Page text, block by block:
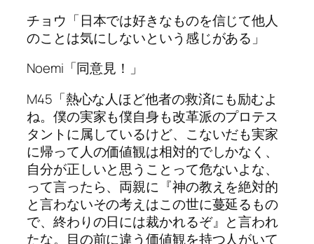
チョウ「日本では好きなものを信じて他人
のことは気にしないという感じがある」
Noemi「同意見！」
M45「熱心な人ほど他者の救済にも励むよ
ね。僕の実家も僕自身も改革派のプロテス
タントに属しているけど、こないだも実家
に帰って人の価値観は相対的でしかなく、
自分が正しいと思うことって危ないよな、
って言ったら、両親に『神の教えを絶対的
と言わないその考えはこの世に蔓延るもの
で、終わりの日には裁かれるぞ』と言われ
たな。目の前に違う価値観を持つ人がいて